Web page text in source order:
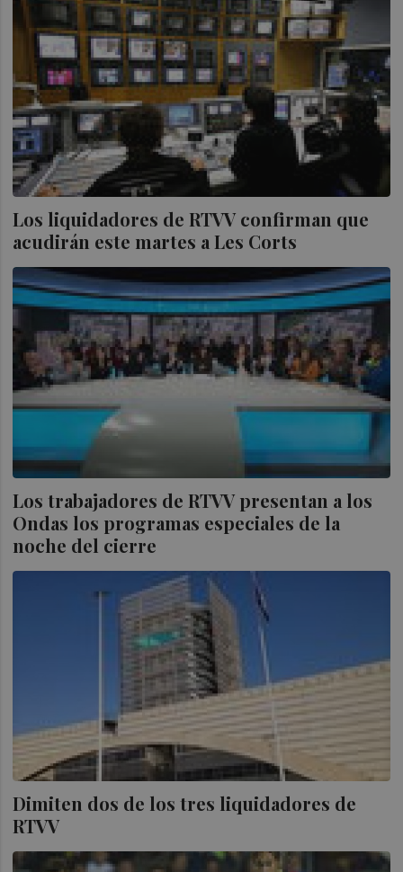
Los liquidadores de RTVV confirman que
acudirán este martes a Les Corts
Los trabajadores de RTVV presentan a los
Ondas los programas especiales de la
noche del cierre
Dimiten dos de los tres liquidadores de
RTVV